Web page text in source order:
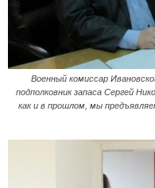
Военный комиссар
подполковник запаса Сергей
как и в прошлом, мы